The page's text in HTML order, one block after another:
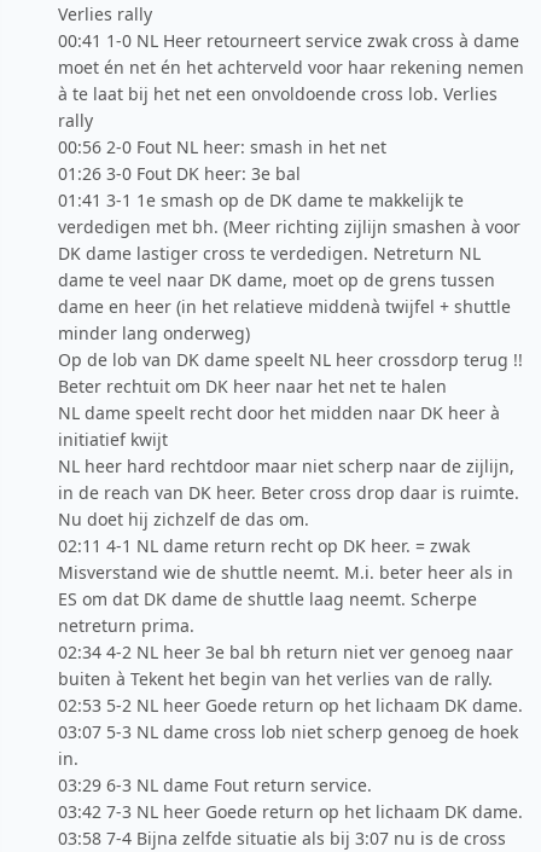
Verlies rally
00:41 1-0 NL Heer retourneert service zwak cross à dame
moet én net én het achterveld voor haar rekening nemen
à te laat bij het net een onvoldoende cross lob. Verlies
rally
00:56 2-0 Fout NL heer: smash in het net
01:26 3-0 Fout DK heer: 3e bal
01:41 3-1 1e smash op de DK dame te makkelijk te
verdedigen met bh. (Meer richting zijlijn smashen à voor
DK dame lastiger cross te verdedigen. Netreturn NL
dame te veel naar DK dame, moet op de grens tussen
dame en heer (in het relatieve middenà twijfel + shuttle
minder lang onderweg)
Op de lob van DK dame speelt NL heer crossdorp terug !!
Beter rechtuit om DK heer naar het net te halen
NL dame speelt recht door het midden naar DK heer à
initiatief kwijt
NL heer hard rechtdoor maar niet scherp naar de zijlijn,
in de reach van DK heer. Beter cross drop daar is ruimte.
Nu doet hij zichzelf de das om.
02:11 4-1 NL dame return recht op DK heer. = zwak
Misverstand wie de shuttle neemt. M.i. beter heer als in
ES om dat DK dame de shuttle laag neemt. Scherpe
netreturn prima.
02:34 4-2 NL heer 3e bal bh return niet ver genoeg naar
buiten à Tekent het begin van het verlies van de rally.
02:53 5-2 NL heer Goede return op het lichaam DK dame.
03:07 5-3 NL dame cross lob niet scherp genoeg de hoek
in.
03:29 6-3 NL dame Fout return service.
03:42 7-3 NL heer Goede return op het lichaam DK dame.
03:58 7-4 Bijna zelfde situatie als bij 3:07 nu is de cross